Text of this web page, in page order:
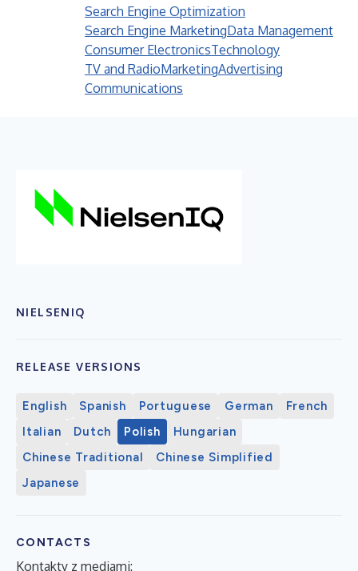
Search Engine Optimization
Search Engine MarketingData Management
Consumer ElectronicsTechnology
TV and RadioMarketingAdvertising
Communications
NIELSENIQ
RELEASE VERSIONS
English Spanish Portuguese German
French
Italian
Dutch Polish
Hungarian
Chinese Traditional
Chinese Simplified
Japanese
CONTACTS
Kontakty z mediami: